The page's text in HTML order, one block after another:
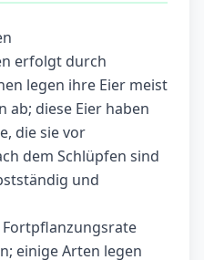
erfolgt durch
legen ihre Eier meist
ab; diese Eier haben
die sie vor
dem Schlüpfen sind
und
einige Arten legen